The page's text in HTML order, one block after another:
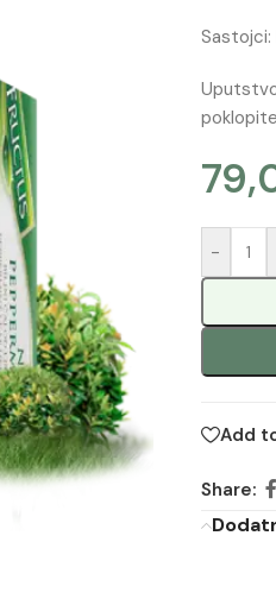
Sastojci:
-
Add
Share: